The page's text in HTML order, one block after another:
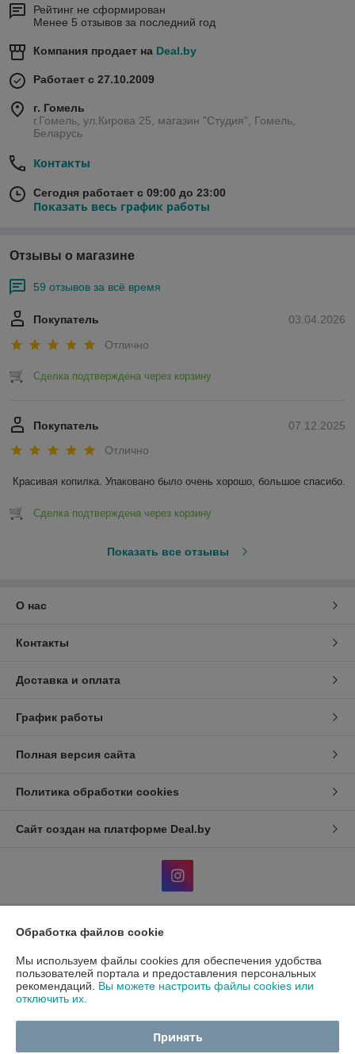
Рейтинг не сформирован
Менее 5 отзывов за последний год
Компания продает на Deal.by
Работает с 27.10.2009
г. Гомель
г.Гомель, ул.Кирова 25, магазин "Студия", Гомель,
Беларусь
Контакты
Сегодня работает с 09:00 до 23:00
Показать весь график работы
Отзывы о магазине
59 отзывов за всё время
03.04.2026
Покупатель
Отлично
Сделка подтверждена через корзину
07.12.2025
Покупатель
Отлично
Красивая копилка. Упаковано было очень хорошо, большое спасибо.
Сделка подтверждена через корзину
Показать все отзывы
О нас
Контакты
Доставка и оплата
График работы
Полная версия сайта
Политика обработки cookies
Сайт создан на платформе Deal.by
Информация для покупателя
Индивидуальный предприниматель:ИП Гавриленко Светлана
Михайловна
Пушкина 22а/5
Обработка файлов cookie
Мы используем файлы cookies для обеспечения удобства
пользователей портала и предоставления персональных
рекомендаций. Вы можете настроить файлы cookies или
отключить их.
Принять